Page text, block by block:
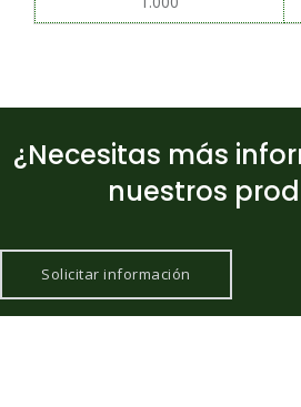
¿Necesitas más
nuestros
Solicitar información